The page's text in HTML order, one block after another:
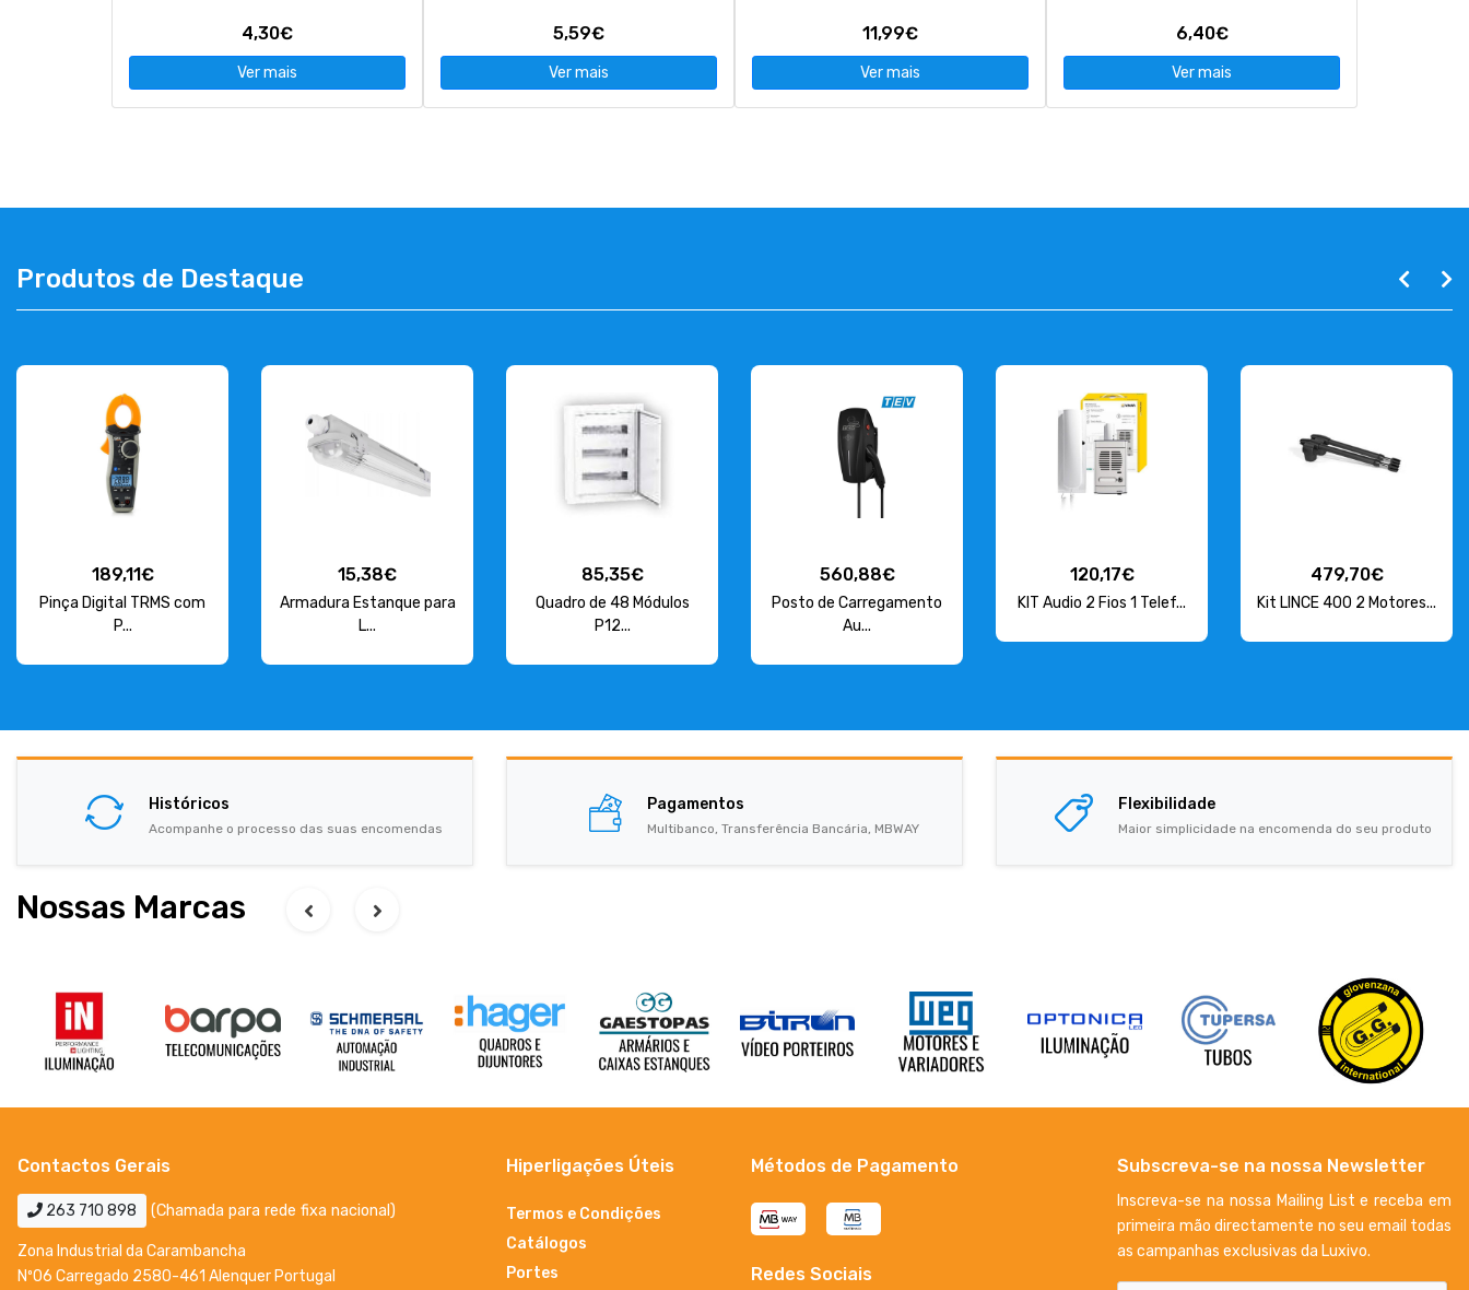
4,30€
Ver mais
5,59€
Ver mais
11,99€
Ver mais
6,40€
Ver mais
Produtos de Destaque
189,11€
Pinça Digital TRMS com
P...
15,38€
Armadura Estanque para
L...
85,35€
Quadro de 48 Módulos
P12...
560,88€
Posto de Carregamento
Au...
120,17€
KIT Audio 2 Fios 1 Telef...
479,70€
Kit LINCE 400 2 Motores...
Históricos
Acompanhe o processo das suas encomendas
Pagamentos
Multibanco, Transferência Bancária, MBWAY
Flexibilidade
Maior simplicidade na encomenda do seu produto
Nossas Marcas
Contactos Gerais
263 710 898 (Chamada para rede fixa nacional)
Zona Industrial da Carambancha
Nº06 Carregado 2580-461 Alenquer Portugal
Hiperligações Úteis
Termos e Condições
Catálogos
Portes
Métodos de Pagamento
Redes Sociais
Subscreva-se na nossa Newsletter
Inscreva-se na nossa Mailing List e receba em
primeira mão directamente no seu email todas
as campanhas exclusivas da Luxivo.